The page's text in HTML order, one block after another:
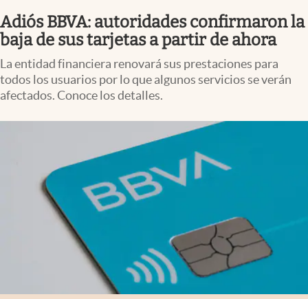
Pc y celular
Vida y estilo
abre en nueva pestaña
México
Adiós BBVA: autoridades confirmaron la
baja de sus tarjetas a partir de ahora
La entidad financiera renovará sus prestaciones para
todos los usuarios por lo que algunos servicios se verán
afectados. Conoce los detalles.